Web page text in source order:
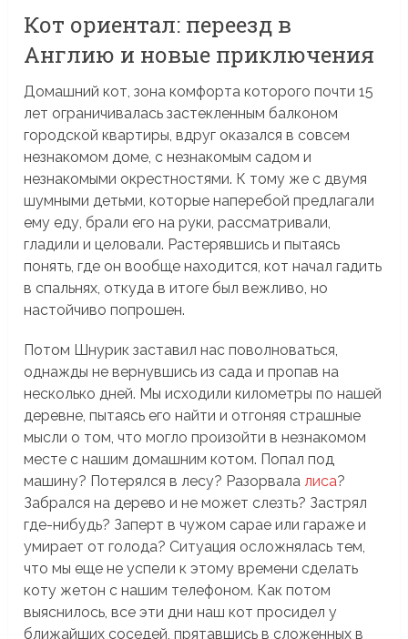
Кот ориентал: переезд в
Англию и новые приключения
Домашний кот, зона комфорта которого почти 15
лет ограничивалась застекленным балконом
городской квартиры, вдруг оказался в совсем
незнакомом доме, с незнакомым садом и
незнакомыми окрестностями. К тому же с двумя
шумными детьми, которые наперебой предлагали
ему еду, брали его на руки, рассматривали,
гладили и целовали. Растерявшись и пытаясь
понять, где он вообще находится, кот начал гадить
в спальнях, откуда в итоге был вежливо, но
настойчиво попрошен.
Потом Шнурик заставил нас поволноваться,
однажды не вернувшись из сада и пропав на
несколько дней. Мы исходили километры по нашей
деревне, пытаясь его найти и отгоняя страшные
мысли о том, что могло произойти в незнакомом
месте с нашим домашним котом. Попал под
машину? Потерялся в лесу? Разорвала лиса?
Забрался на дерево и не может слезть? Застрял
где-нибудь? Заперт в чужом сарае или гараже и
умирает от голода? Ситуация осложнялась тем,
что мы еще не успели к этому времени сделать
коту жетон с нашим телефоном. Как потом
выяснилось, все эти дни наш кот просидел у
ближайших соседей, прятавшись в сложенных в